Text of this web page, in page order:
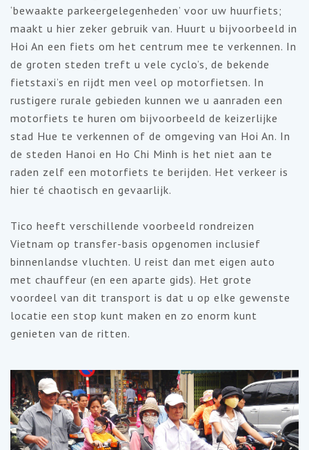
‘bewaakte parkeergelegenheden’ voor uw huurfiets;
maakt u hier zeker gebruik van. Huurt u bijvoorbeeld in
Hoi An een fiets om het centrum mee te verkennen. In
de groten steden treft u vele cyclo’s, de bekende
fietstaxi’s en rijdt men veel op motorfietsen. In
rustigere rurale gebieden kunnen we u aanraden een
motorfiets te huren om bijvoorbeeld de keizerlijke
stad Hue te verkennen of de omgeving van Hoi An. In
de steden Hanoi en Ho Chi Minh is het niet aan te
raden zelf een motorfiets te berijden. Het verkeer is
hier té chaotisch en gevaarlijk.
Tico heeft verschillende voorbeeld rondreizen
Vietnam op transfer-basis opgenomen inclusief
binnenlandse vluchten. U reist dan met eigen auto
met chauffeur (en een aparte gids). Het grote
voordeel van dit transport is dat u op elke gewenste
locatie een stop kunt maken en zo enorm kunt
genieten van de ritten.